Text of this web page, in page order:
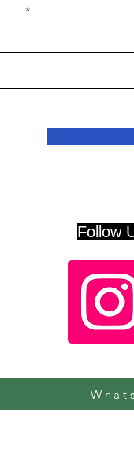
Follow